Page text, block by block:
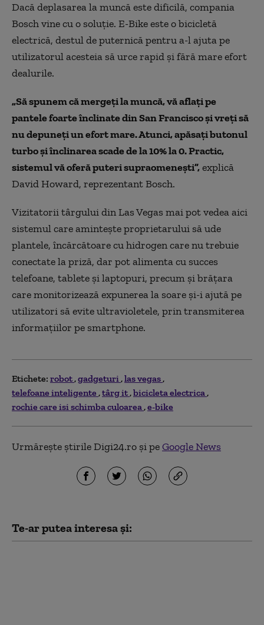
Dacă deplasarea la muncă este dificilă, compania
Bosch vine cu o soluţie. E-Bike este o bicicletă
electrică, destul de puternică pentru a-l ajuta pe
utilizatorul acesteia să urce rapid şi fără mare efort
dealurile.
„Să spunem că mergeţi la muncă, vă aflaţi pe
pantele foarte înclinate din San Francisco şi vreţi să
nu depuneţi un efort mare. Atunci, apăsaţi butonul
turbo şi înclinarea scade de la 10% la 0. Practic,
sistemul vă oferă puteri supraomeneşti”,explică
David Howard, reprezentant Bosch.
Vizitatorii târgului din Las Vegas mai pot vedea aici
sistemul care aminteşte proprietarului să ude
plantele, încărcătoare cu hidrogen care nu trebuie
conectate la priză, dar pot alimenta cu succes
telefoane, tablete şi laptopuri, precum şi brăţara
care monitorizează expunerea la soare şi-i ajută pe
utilizatori să evite ultravioletele, prin transmiterea
informaţiilor pe smartphone.
Etichete: robot gadgeturi las vegas
telefoane inteligente târg it bicicleta electrica
rochie care isi schimba culoarea e-bike
Urmărește știrile Digi24.ro și peGoogle News
Te-ar putea interesa și: